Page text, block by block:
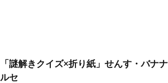
「謎解きクイズ×折り紙」せんす・バナ
ルセ